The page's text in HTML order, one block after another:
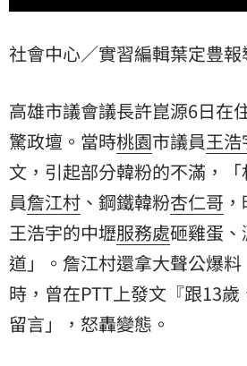
社會中心／實習編輯葉定豊報
高雄市議會議長許崑源6日在
驚政壇。當時桃園市議員王浩
文，引起部分韓粉的不滿，
員詹江村 、鋼鐵韓粉杏仁哥
王浩宇的中壢服務處砸雞蛋
道」。詹江村還拿大聲公爆
時，曾在PTT上發文『跟13
留言」，怒轟變態。